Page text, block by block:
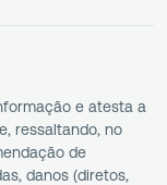
e atesta a
ressaltando, no
de
danos (diretos,